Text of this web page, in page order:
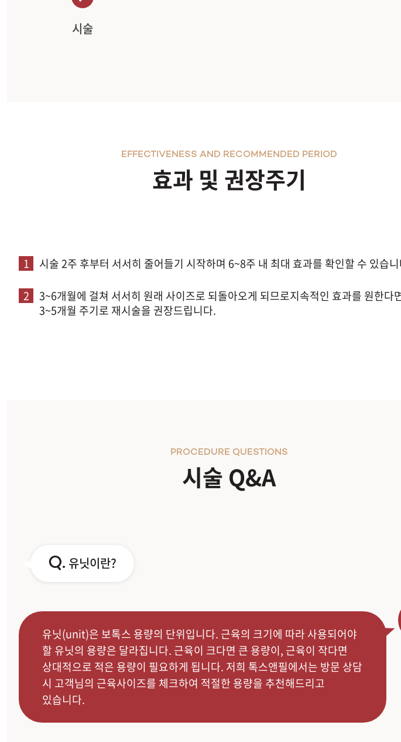
시술
효과 및 권장주기
EFFECTIVENESS AND RECOMMENDED PERIOD
1 시술 2주 후부터 서서히 줄어들기 시작하며 6~8주 내 최대 효과를 확인할 수 있습
2
3~6개월에 걸쳐 서서히 원래 사이즈로 되돌아오게 되므로지속적인 효과를 원한다
3~5개월 주기로 재시술을 권장드립니다.
시술 Q&A
PROCEDURE QUESTIONS
Q. 유닛이란?
유닛(unit)은 보톡스 용량의 단위입니다. 근육의 크기에 따라 사용되어야
할 유닛의 용량은 달라집니다. 근육이 크다면 큰 용량이, 근육이 작다면
상대적으로 적은 용량이 필요하게 됩니다. 저희 톡스앤필에서는 방문 상담
시 고객님의 근육사이즈를 체크하여 적절한 용량을 추천해드리고
있습니다.